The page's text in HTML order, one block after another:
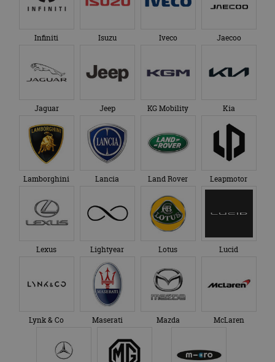
Infiniti Isuzu Iveco Jaecoo
Jaguar Jeep KG Mobility Kia
Lamborghini Lancia Land Rover Leapmotor
Lexus Lightyear Lotus Lucid
Lynk & Co Maserati Mazda McLaren